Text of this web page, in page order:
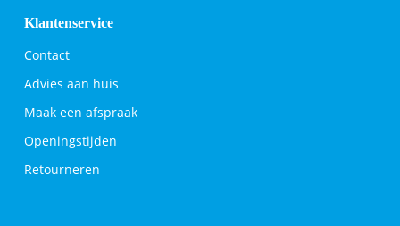
Klantenservice
Contact
Advies aan huis
Maak een afspraak
Openingstijden
Retourneren